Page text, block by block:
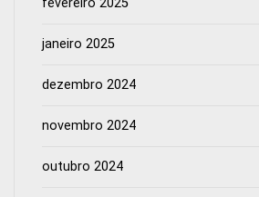
fevereiro 2025
janeiro 2025
dezembro 2024
novembro 2024
outubro 2024